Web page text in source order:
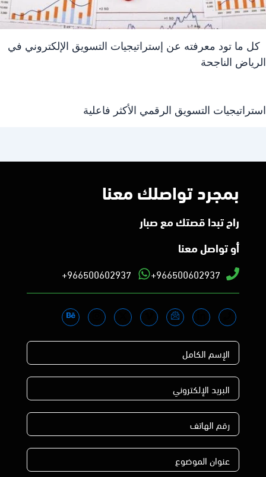
كل ما تود معرفته عن إستراتيجيات التسويق الإلكتروني في
الرياض الناجحة
استراتيجيات التسويق الرقمي الأكثر فاعلية
بمجرد تواصلك معنا
راح تبدا قصتك مع صبار
أو تواصل معنا
966500602937+
966500602937+